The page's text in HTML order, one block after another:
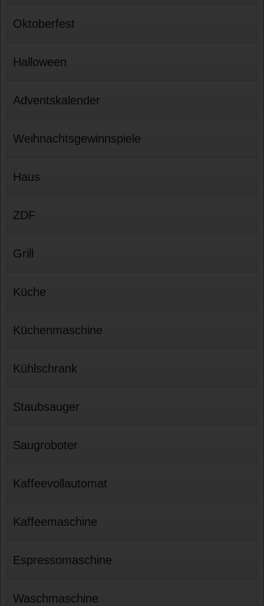
Oktoberfest
Halloween
Adventskalender
Weihnachtsgewinnspiele
Haus
ZDF
Grill
Küche
Küchenmaschine
Kühlschrank
Staubsauger
Saugroboter
Kaffeevollautomat
Kaffeemaschine
Espressomaschine
Waschmaschine